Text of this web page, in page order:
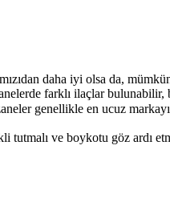
daha iyi olsa da,
farklı ilaçlar
genellikle en ucuz
tutmalı ve boykotu göz